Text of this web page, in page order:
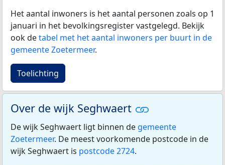
Het aantal inwoners is het aantal personen zoals op 1
januari in het bevolkingsregister vastgelegd. Bekijk
ook detabel met het aantal inwoners per buurt in de
gemeente Zoetermeer.
Toelichting
Over de wijk Seghwaert
De wijk Seghwaert ligt binnen de gemeente
Zoetermeer. De meest voorkomende postcode in de
wijk Seghwaert is postcode 2724.